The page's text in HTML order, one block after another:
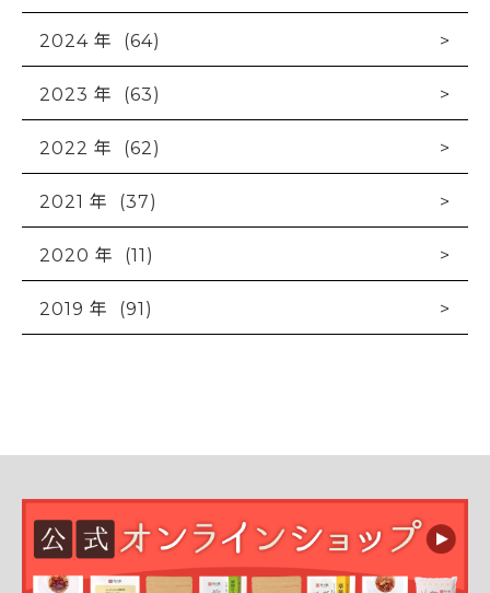
2024 年 (64)
2023 年 (63)
2022 年 (62)
2021 年 (37)
2020 年 (11)
2019 年 (91)